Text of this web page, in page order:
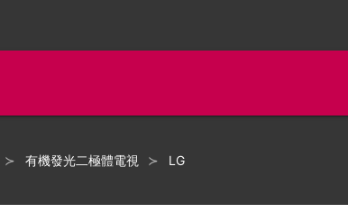
有機發光二極體電視 LG